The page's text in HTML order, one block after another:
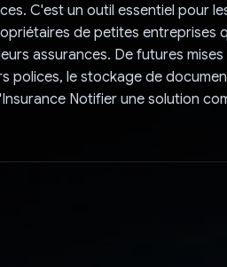
C'est un outil essentiel pour
de petites entreprises
assurances. De futures
polices, le stockage de
Notifier une solution